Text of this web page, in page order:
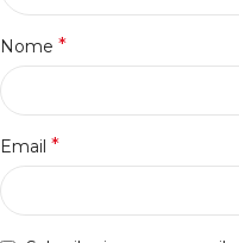
Nome *
Email *